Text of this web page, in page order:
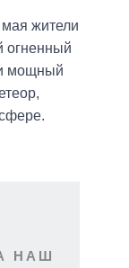
жители
огненный
мощный
НАШ